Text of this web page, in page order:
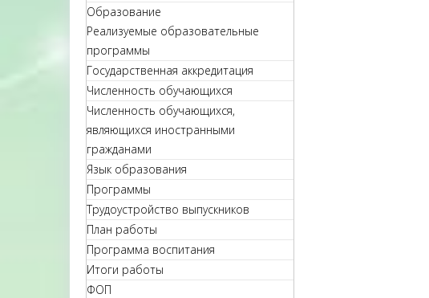
Образование
Реализуемые образовательные
программы
Государственная аккредитация
Численность обучающихся
Численность обучающихся,
являющихся иностранными
гражданами
Язык образования
Программы
Трудоустройство выпускников
План работы
Программа воспитания
Итоги работы
ФОП